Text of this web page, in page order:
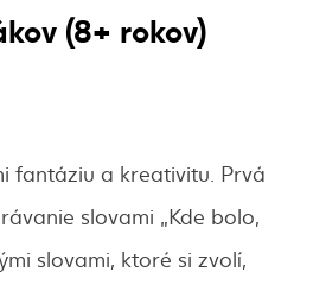
(8+ rokov)
fantáziu a kreativitu. Prvá
slovami „Kde bolo,
slovami, ktoré si zvolí,